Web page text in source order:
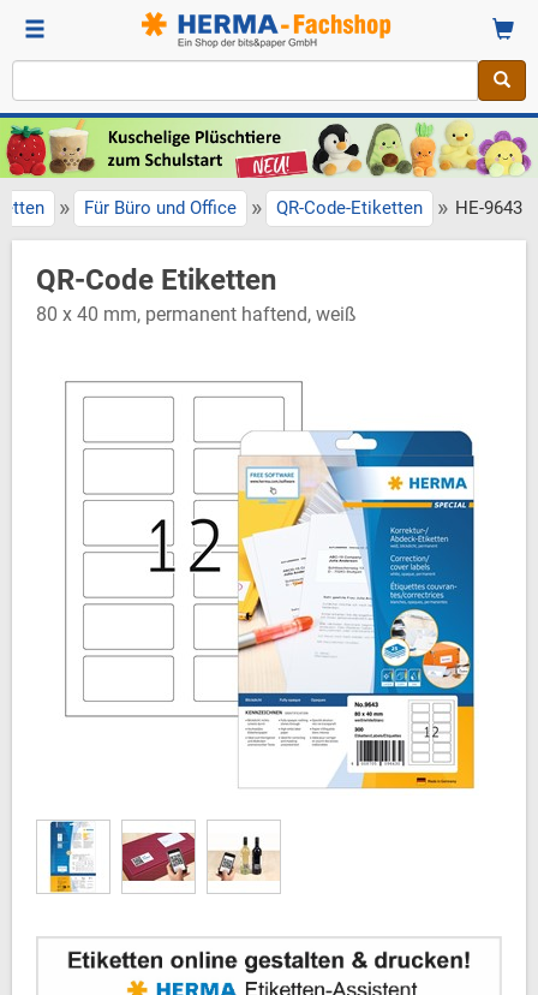
» Für Büro und Office » QR-Code-Etiketten » HE-9643
QR-Code Etiketten
80 x 40 mm, permanent haftend, weiß